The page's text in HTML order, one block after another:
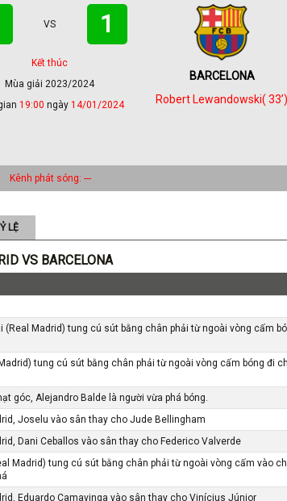
VS 1
Kết thúc
Mùa giải 2023/2024
19:00 ngày 14/01/2024
BARCELONA
Robert Lewandowski( 33’)
Kênh phát sóng: ---
LỆ
VS BARCELONA
(Real Madrid) tung cú sút bằng chân phải từ ngoài vòng cấm
tung cú sút bằng chân phải từ ngoài vòng cấm bóng đi
góc, Alejandro Balde là người vừa phá bóng.
Joselu vào sân thay cho Jude Bellingham
Dani Ceballos vào sân thay cho Federico Valverde
Madrid) tung cú sút bằng chân phải từ ngoài vòng cấm vào
Eduardo Camavinga vào sân thay cho Vinícius Júnior